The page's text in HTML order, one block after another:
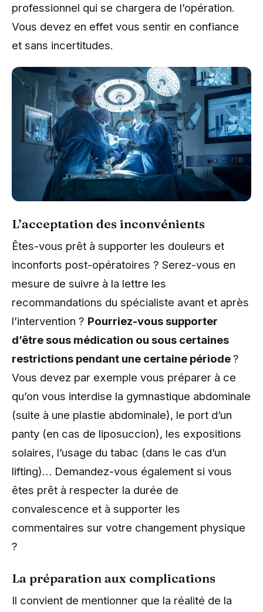
professionnel qui se chargera de l’opération.
Vous devez en effet vous sentir en confiance
et sans incertitudes.
L’acceptation des inconvénients
Êtes-vous prêt à supporter les douleurs et
inconforts post-opératoires ? Serez-vous en
mesure de suivre à la lettre les
recommandations du spécialiste avant et après
l’intervention ? Pourriez-vous supporter
d’être sous médication ou sous certaines
restrictions pendant une certaine période?
Vous devez par exemple vous préparer à ce
qu’on vous interdise la gymnastique abdominale
(suite à une plastie abdominale), le port d’un
panty (en cas de liposuccion), les expositions
solaires, l’usage du tabac (dans le cas d’un
lifting)… Demandez-vous également si vous
êtes prêt à respecter la durée de
convalescence et à supporter les
commentaires sur votre changement physique
?
La préparation aux complications
Il convient de mentionner que la réalité de la